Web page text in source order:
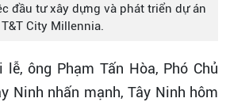
đầu tư xây dựng và phát triển dự án
T&T City Millennia.
ông Phạm Tấn Hòa, Phó Chủ
Ninh nhấn mạnh, Tây Ninh hôm